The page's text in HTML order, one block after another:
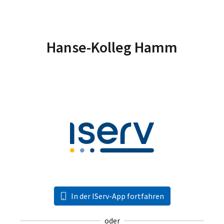
Hanse-Kolleg Hamm
In der IServ-App fortfahren
oder